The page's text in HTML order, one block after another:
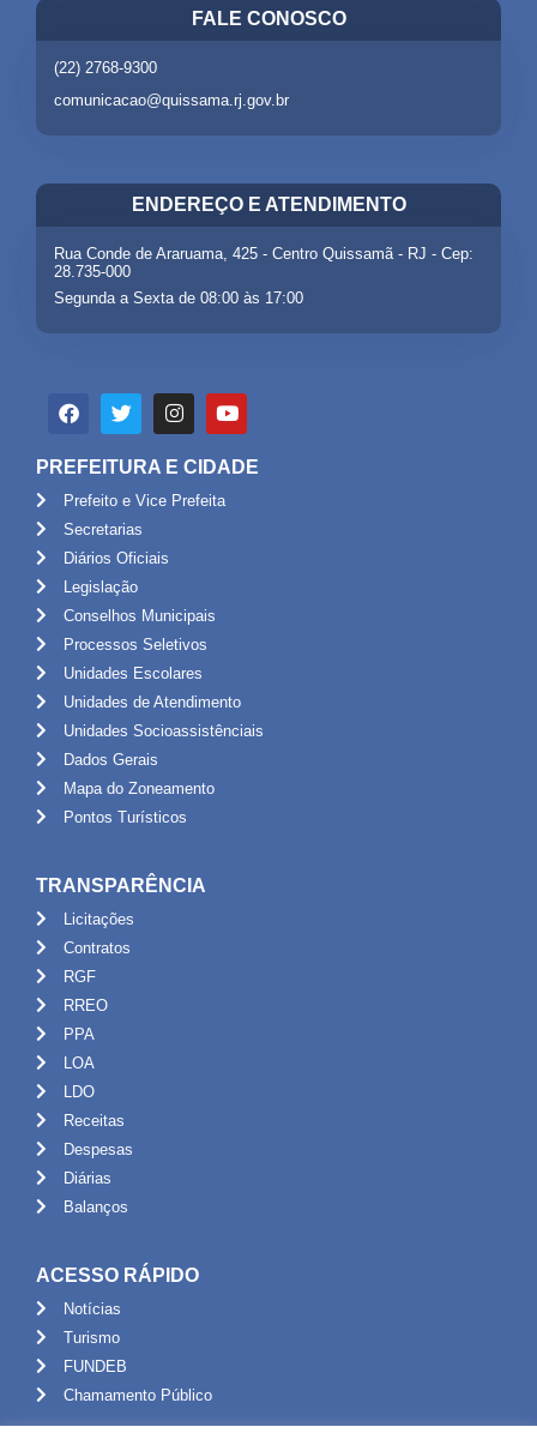
FALE CONOSCO
(22) 2768-9300
comunicacao@quissama.rj.gov.br
ENDEREÇO E ATENDIMENTO
Rua Conde de Araruama, 425 - Centro Quissamã - RJ - Cep:
28.735-000
Segunda a Sexta de 08:00 às 17:00
PREFEITURA E CIDADE
Prefeito e Vice Prefeita
Secretarias
Diários Oficiais
Legislação
Conselhos Municipais
Processos Seletivos
Unidades Escolares
Unidades de Atendimento
Unidades Socioassistênciais
Dados Gerais
Mapa do Zoneamento
Pontos Turísticos
TRANSPARÊNCIA
Licitações
Contratos
RGF
RREO
PPA
LOA
LDO
Receitas
Despesas
Diárias
Balanços
ACESSO RÁPIDO
Notícias
Turismo
FUNDEB
Chamamento Público